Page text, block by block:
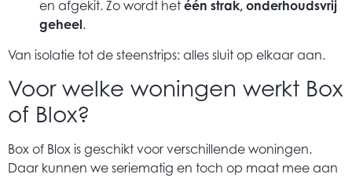
en afgekit. Zo wordt het één strak, onderhoudsvrij
geheel.
Van isolatie tot de steenstrips: alles sluit op elkaar aan.
Voor welke woningen werkt Box
of Blox?
Box of Blox is geschikt voor verschillende woningen.
Daar kunnen we seriematig en toch op maat mee aan